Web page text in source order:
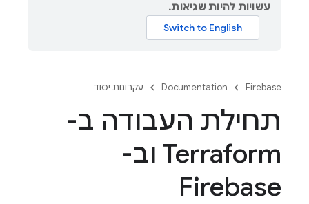
עשויות להיות שגיאות.
Firebase
Documentation עקרונות יסוד
תחילת העבודה ב-
Terraform וב-
Firebase